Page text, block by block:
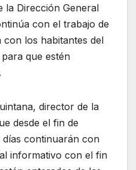
la Dirección General
con el trabajo de
los habitantes del
que estén
director de la
desde el fin de
continuarán con
informativo con el fin